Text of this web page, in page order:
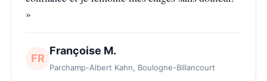
»
FR
Françoise M.
Parchamp-Albert Kahn, Boulogne-Billancourt